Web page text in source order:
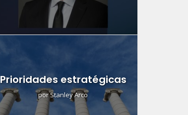
Prioridades estratégicas
porStanley Arco